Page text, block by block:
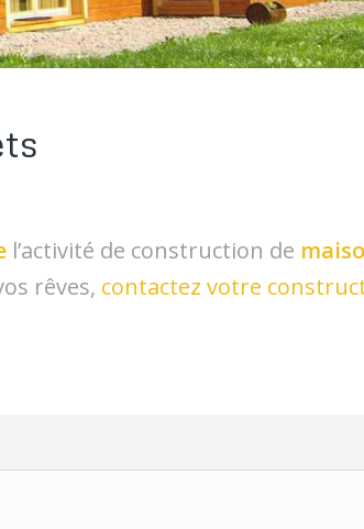
l’activité de construction de
rêves, contactez votre